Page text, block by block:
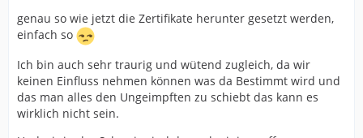
genau so wie jetzt die Zertifikate herunter gesetzt werden,
einfach so
Ich bin auch sehr traurig und wütend zugleich, da wir
keinen Einfluss nehmen können was da Bestimmt wird und
das man alles den Ungeimpften zu schiebt das kann es
wirklich nicht sein.